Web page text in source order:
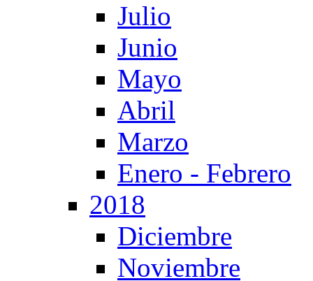
Julio
Junio
Mayo
Abril
Marzo
Enero - Febrero
2018
Diciembre
Noviembre